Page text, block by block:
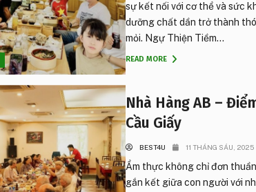
sự kết nối với cơ thể và sức
dưỡng chất dần trở thành
mỏi. Ngự Thiện Tiềm...
READ MORE
Nhà Hàng AB –
Cầu Giấy
BEST4U 11 THÁNG SÁU, 2025
Ẩm thực không chỉ đơn
gắn kết giữa con người với